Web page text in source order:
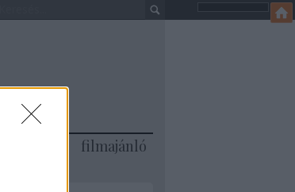
filmajánló